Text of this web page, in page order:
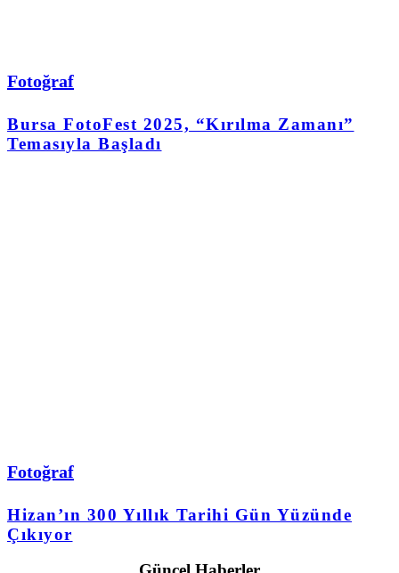
Fotoğraf
Bursa FotoFest 2025, “Kırılma Zamanı”
Temasıyla Başladı
Fotoğraf
Hizan’ın 300 Yıllık Tarihi Gün Yüzünde
Çıkıyor